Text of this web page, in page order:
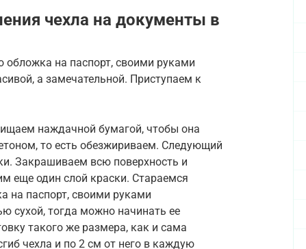
чехла на документы в
обложка на паспорт, своими руками
а замечательной. Приступаем к
наждачной бумагой, чтобы она
то есть обезжириваем. Следующий
Закрашиваем всю поверхность и
еще один слой краски. Стараемся
на паспорт, своими руками
сухой, тогда можно начинать ее
такого же размера, как и сама
чехла и по 2 см от него в каждую